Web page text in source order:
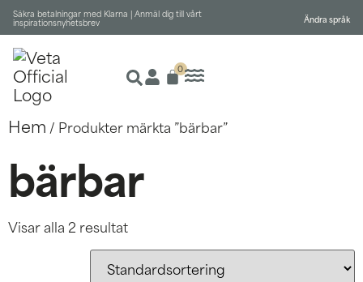
Säkra betalningar med Klarna | Anmäl dig till vårt
inspirationsnyhetsbrev Ändra språk
0
Hem / Produkter märkta ”bärbar”
bärbar
Visar alla 2 resultat